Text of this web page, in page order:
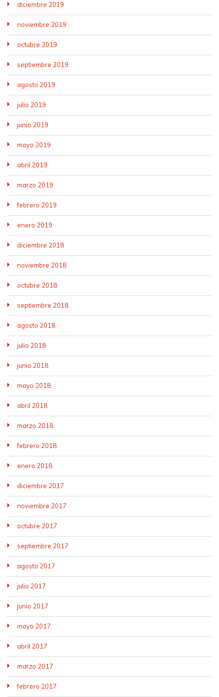
diciembre 2019
noviembre 2019
octubre 2019
septiembre 2019
agosto 2019
julio 2019
junio 2019
mayo 2019
abril 2019
marzo 2019
febrero 2019
enero 2019
diciembre 2018
noviembre 2018
octubre 2018
septiembre 2018
agosto 2018
julio 2018
junio 2018
mayo 2018
abril 2018
marzo 2018
febrero 2018
enero 2018
diciembre 2017
noviembre 2017
octubre 2017
septiembre 2017
agosto 2017
julio 2017
junio 2017
mayo 2017
abril 2017
marzo 2017
febrero 2017